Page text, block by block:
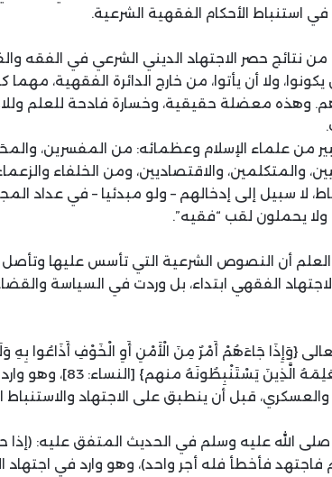
في استنباط الأحكام الفقهية الشرعية.
نتائج حصر الاجتهاد الديني الشرعي في الفقه
ولا أن يأتوا، من خارج الدائرة الفقهية،
وهذه معضلة حقيقية، وخسارة فادحة للعلم
من علماء الإسلام وعظمائه: من المفسرين،
والمتكلمين، والاقتصاديين، ومن الخلفاء
لا سبيل إلى إدخالهم – ولو مبدئيا – في عداد
ولا يحملون لقب “فقيه”.
أن النصوص الشرعية التي تأسس عليها وتأصل
الفقهي ابتداء، بل وردت في السياسة
{وَإِذَا جَاءَهُمْ أَمْرٌ مِنَ الْأَمْنِ أَوِ الْخَوْفِ أَذَاعُوا بِهِ
مِنْهُمْ لَعَلِمَهُ الَّذِينَ
والعسكري، قبل أن ينطبق على الاجتهاد
الله عليه وسلم في الحديث المتفق عليه: (إذا
فاجتهد فأخطأ فله أجر واحد)، وهو وارد في اجتهاد